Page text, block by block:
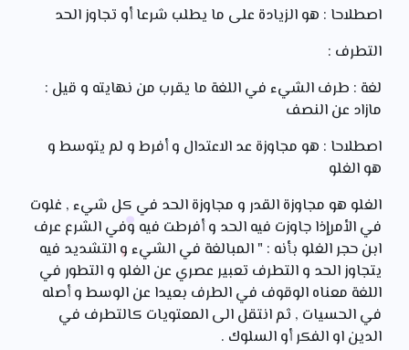
اصطلاحا : هو الزيادة على ما يطلب شرعا أو تجاوز الحد
التطرف :
لغة : طرف الشيء في اللغة ما يقرب من نهايته و قيل :
مازاد عن النصف
اصطلاحا : هو مجاوزة عد الاعتدال و أفرط و لم يتوسط و
هو الغلو
الغلو هو مجاوزة القدر و مجاوزة الحد في كل شيء , غلوت
في الأمرإذا جاوزت فيه الحد و أفرطت فيه وفي الشرع عرف
ابن حجر الغلو بأنه : " المبالغة في الشيء و التشديد فيه
يتجاوز الحد و التطرف تعبير عصري عن الغلو و التطور في
اللغة معناه الوقوف في الطرف بعيدا عن الوسط و أصله
في الحسيات , ثم انتقل الى المعتويات كالتطرف في
الدين او الفكر أو السلوك .